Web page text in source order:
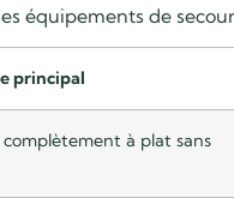
équipements de
principal
à plat sans